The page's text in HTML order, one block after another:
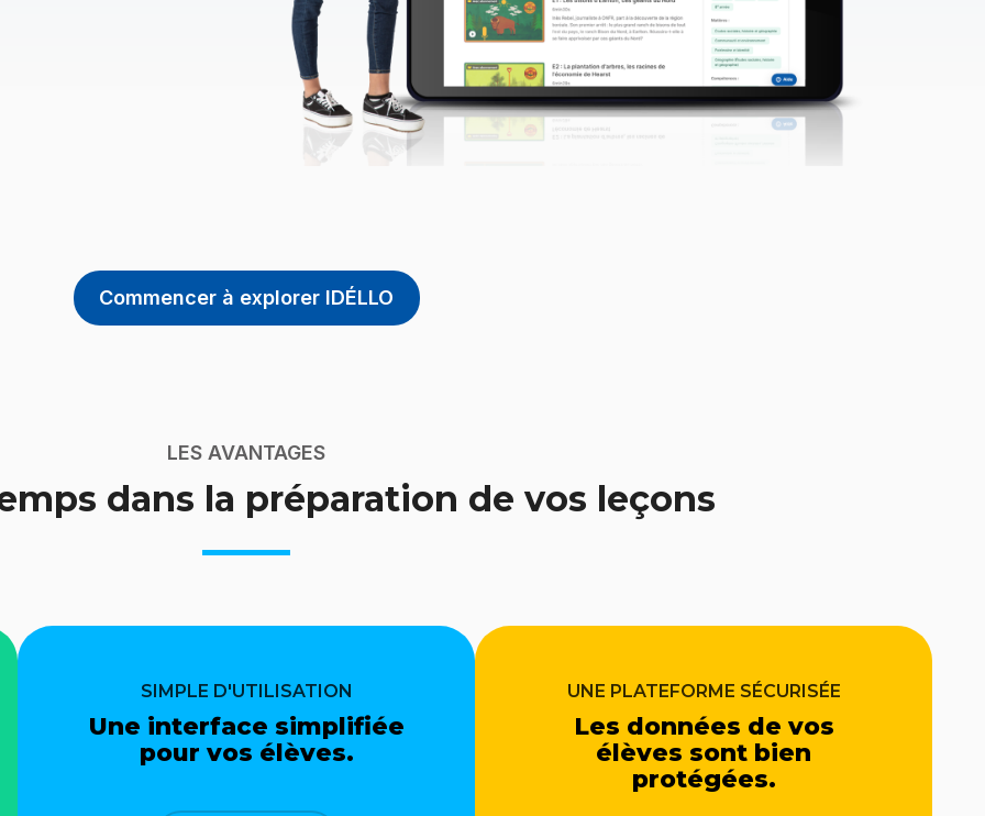
faciles
vos élèves.
Commencer à explorer IDÉLLO
LES AVANTAGES
dans la préparation de vos leçons
SIMPLE D'UTILISATION
Une interface simplifiée
pour vos élèves.
UNE PLATEFORME SÉCURISÉE
Les données de vos
élèves sont bien
protégées.